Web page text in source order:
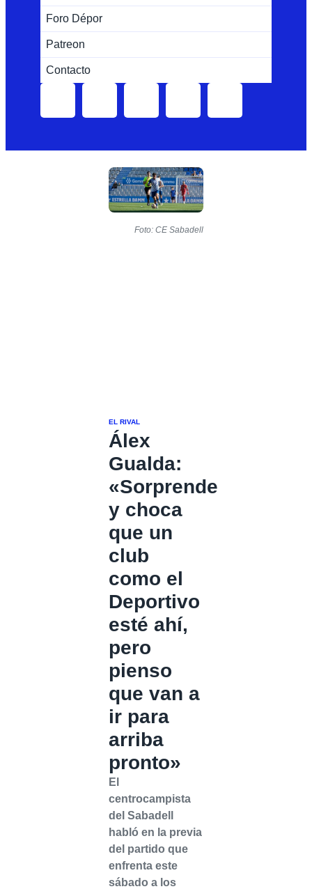
Foro Dépor
Patreon
Contacto
Foto: CE Sabadell
EL RIVAL
Álex
Gualda:
«Sorprende
y choca
que un
club
como el
Deportivo
esté ahí,
pero
pienso
que van a
ir para
arriba
pronto»
El
centrocampista
del Sabadell
habló en la previa
del partido que
enfrenta este
sábado a los